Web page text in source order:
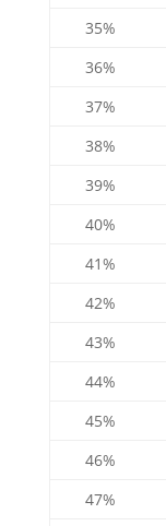
35%
36%
37%
38%
39%
40%
41%
42%
43%
44%
45%
46%
47%